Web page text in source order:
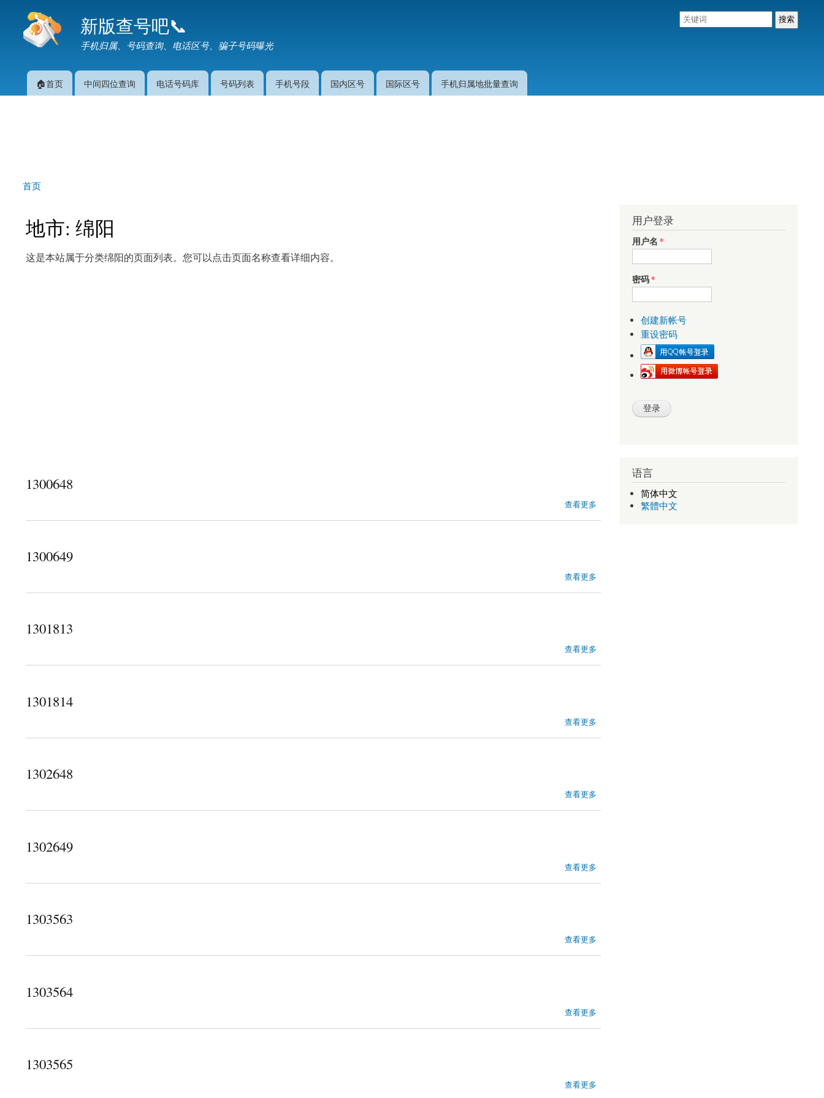
要
新版查号吧📞
手机归属、号码查询、电话区号、骗子号码曝光
主菜单🏠首页 中间四位查询 电话号码库 号码列表 手机号段 国内区号 国际区号 手机归属地批量查询
你在这里
首页
地市: 绵阳
这是本站属于分类绵阳的页面列表。您可以点击页面名称查看详细内容。
1300648
查看更多
1300649
查看更多
1301813
查看更多
1301814
查看更多
1302648
查看更多
1302649
查看更多
1303563
查看更多
1303564
查看更多
1303565
查看更多
用户登录
用户名 *
密码*
创建新帐号
重设密码
语言
简体中文
繁體中文